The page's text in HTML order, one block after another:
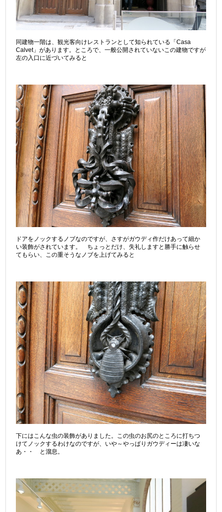
同建物一階は、観光客向けレストランとして知られている「Casa
Calvet」があります。ところで、一般公開されていないこの建物ですが
左の入口に近づいてみると
ドアをノックするノブなのですが、さすがガウディ作だけあって細か
い装飾がされています。 ちょっとだけ、失礼しますと勝手に触らせ
てもらい、この重そうなノブを上げてみると
下にはこんな虫の装飾がありました。この虫のお尻のところに打ちつ
けてノックするわけなのですが、いや～やっぱりガウディーは凄いな
あ・・ と溜息。